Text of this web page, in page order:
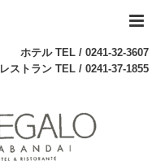
ホテル TEL / 0241-32-3607
レストラン TEL / 0241-37-1855